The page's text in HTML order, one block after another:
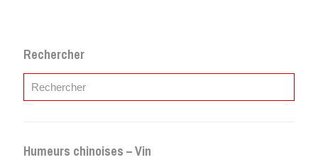
Rechercher
Humeurs chinoises – Vin